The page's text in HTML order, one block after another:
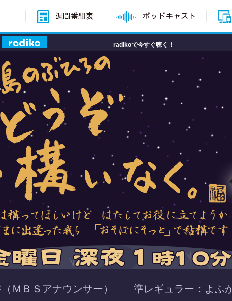
週間番組表 ポッドキャスト
radikoで今すぐ聴く！
（ＭＢＳアナウンサー） 準レギュラー：よふ